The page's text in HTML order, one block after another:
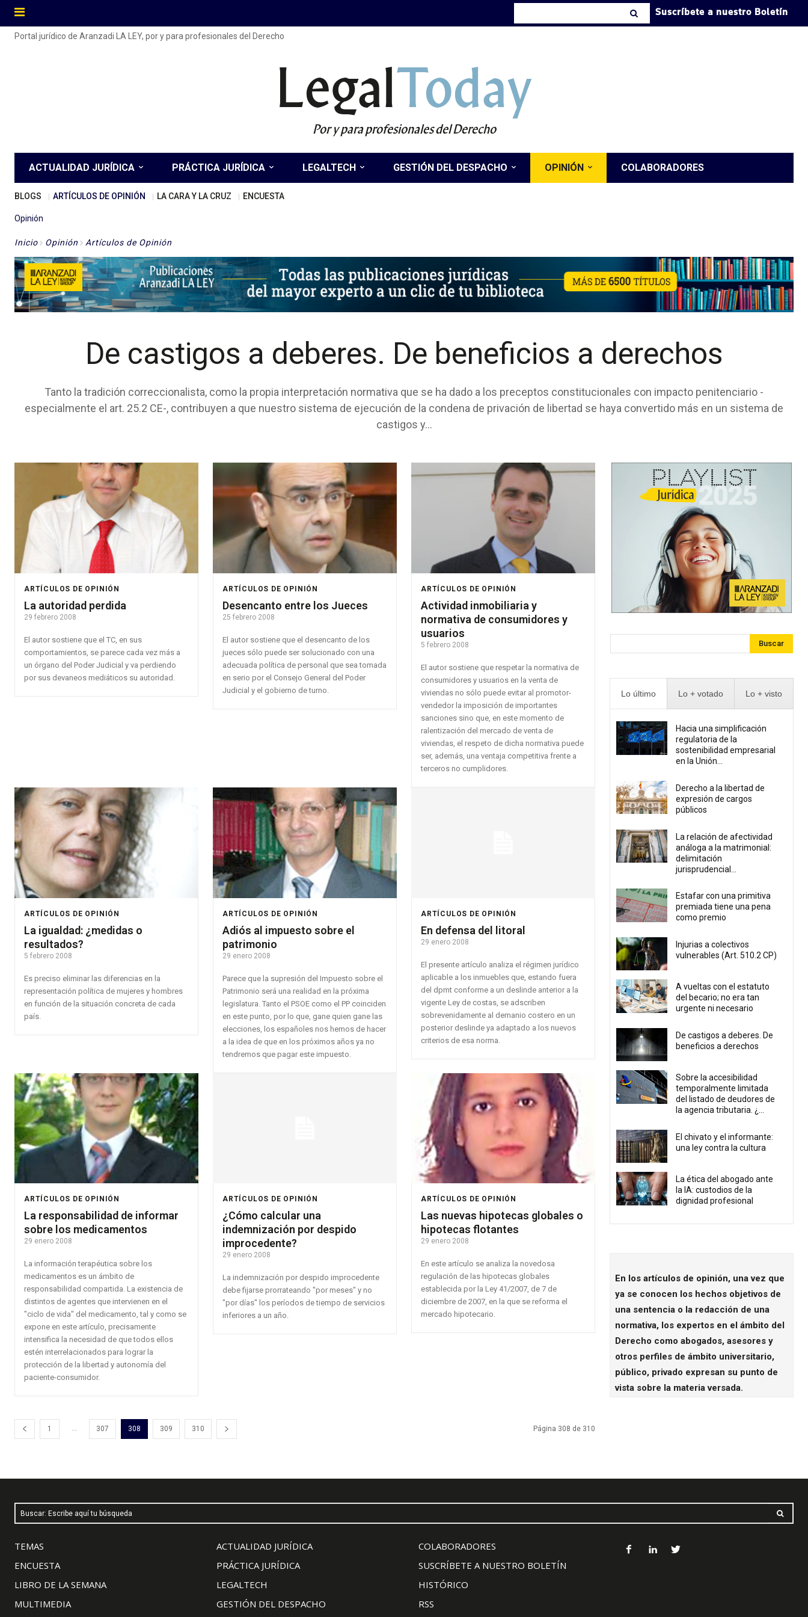
Suscríbete a nuestro Boletín
Portal jurídico de Aranzadi LA LEY, por y para profesionales del Derecho
LegalToday
Por y para profesionales del Derecho
ACTUALIDAD JURÍDICA PRÁCTICA JURÍDICA LEGALTECH GESTIÓN DEL DESPACHO OPINIÓN COLABORADORES
BLOGS ARTÍCULOS DE OPINIÓN LA CARA Y LA CRUZ ENCUESTA
Opinión
Inicio Opinión Artículos de Opinión
De castigos a deberes. De beneficios a derechos
Tanto la tradición correccionalista, como la propia interpretación normativa que se ha dado a los preceptos constitucionales con impacto penitenciario -
especialmente el art. 25.2 CE-, contribuyen a que nuestro sistema de ejecución de la condena de privación de libertad se haya convertido más en un sistema de
castigos y...
ARTÍCULOS DE OPINIÓN
La autoridad perdida
29 febrero 2008
El autor sostiene que el TC, en sus
comportamientos, se parece cada vez más a
un órgano del Poder Judicial y va perdiendo
por sus devaneos mediáticos su autoridad.
ARTÍCULOS DE OPINIÓN
Desencanto entre los Jueces
25 febrero 2008
El autor sostiene que el desencanto de los
jueces sólo puede ser solucionado con una
adecuada política de personal que sea tomada
en serio por el Consejo General del Poder
Judicial y el gobierno de turno.
ARTÍCULOS DE OPINIÓN
Actividad inmobiliaria y
normativa de consumidores y
usuarios
5 febrero 2008
El autor sostiene que respetar la normativa de
consumidores y usuarios en la venta de
viviendas no sólo puede evitar al promotor-
vendedor la imposición de importantes
sanciones sino que, en este momento de
ralentización del mercado de venta de
viviendas, el respeto de dicha normativa puede
ser, además, una ventaja competitiva frente a
terceros no cumplidores.
ARTÍCULOS DE OPINIÓN
La igualdad: ¿medidas o
resultados?
5 febrero 2008
Es preciso eliminar las diferencias en la
representación política de mujeres y hombres
en función de la situación concreta de cada
país.
ARTÍCULOS DE OPINIÓN
Adiós al impuesto sobre el
patrimonio
29 enero 2008
Parece que la supresión del Impuesto sobre el
Patrimonio será una realidad en la próxima
legislatura. Tanto el PSOE como el PP coinciden
en este punto, por lo que, gane quien gane las
elecciones, los españoles nos hemos de hacer
a la idea de que en los próximos años ya no
tendremos que pagar este impuesto.
ARTÍCULOS DE OPINIÓN
En defensa del litoral
29 enero 2008
El presente artículo analiza el régimen jurídico
aplicable a los inmuebles que, estando fuera
del dpmt conforme a un deslinde anterior a la
vigente Ley de costas, se adscriben
sobrevenidamente al demanio costero en un
posterior deslinde ya adaptado a los nuevos
criterios de esa norma.
ARTÍCULOS DE OPINIÓN
La responsabilidad de informar
sobre los medicamentos
29 enero 2008
La información terapéutica sobre los
medicamentos es un ámbito de
responsabilidad compartida. La existencia de
distintos de agentes que intervienen en el
"ciclo de vida" del medicamento, tal y como se
expone en este artículo, precisamente
intensifica la necesidad de que todos ellos
estén interrelacionados para lograr la
protección de la libertad y autonomía del
paciente-consumidor.
ARTÍCULOS DE OPINIÓN
¿Cómo calcular una
indemnización por despido
improcedente?
29 enero 2008
La indemnización por despido improcedente
debe fijarse prorrateando "por meses" y no
"por días" los períodos de tiempo de servicios
inferiores a un año.
ARTÍCULOS DE OPINIÓN
Las nuevas hipotecas globales o
hipotecas flotantes
29 enero 2008
En este artículo se analiza la novedosa
regulación de las hipotecas globales
establecida por la Ley 41/2007, de 7 de
diciembre de 2007, en la que se reforma el
mercado hipotecario.
1 ... 307 308 309 310 Página 308 de 310
Buscar
Lo último Lo + votado Lo + visto
Hacia una simplificación
regulatoria de la
sostenibilidad empresarial
en la Unión...
Derecho a la libertad de
expresión de cargos
públicos
La relación de afectividad
análoga a la matrimonial:
delimitación
jurisprudencial...
Estafar con una primitiva
premiada tiene una pena
como premio
Injurias a colectivos
vulnerables (Art. 510.2 CP)
A vueltas con el estatuto
del becario; no era tan
urgente ni necesario
De castigos a deberes. De
beneficios a derechos
Sobre la accesibilidad
temporalmente limitada
del listado de deudores de
la agencia tributaria. ¿...
El chivato y el informante:
una ley contra la cultura
La ética del abogado ante
la IA: custodios de la
dignidad profesional
En los artículos de opinión, una vez que
ya se conocen los hechos objetivos de
una sentencia o la redacción de una
normativa, los expertos en el ámbito del
Derecho como abogados, asesores y
otros perfiles de ámbito universitario,
público, privado expresan su punto de
vista sobre la materia versada.
Buscar: Escribe aquí tu búsqueda
TEMAS
ENCUESTA
LIBRO DE LA SEMANA
MULTIMEDIA
ACTUALIDAD JURÍDICA
PRÁCTICA JURÍDICA
LEGALTECH
GESTIÓN DEL DESPACHO
COLABORADORES
SUSCRÍBETE A NUESTRO BOLETÍN
HISTÓRICO
RSS